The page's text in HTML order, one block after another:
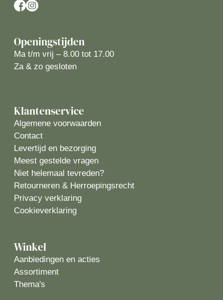
Openingstijden
Ma t/m vrij – 8.00 tot 17.00
Za & zo gesloten
Klantenservice
Algemene voorwaarden
Contact
Levertijd en bezorging
Meest gestelde vragen
Niet helemaal tevreden?
Retourneren & Herroepingsrecht
Privacy verklaring
Cookieverklaring
Winkel
Aanbiedingen en acties
Assortiment
Thema's